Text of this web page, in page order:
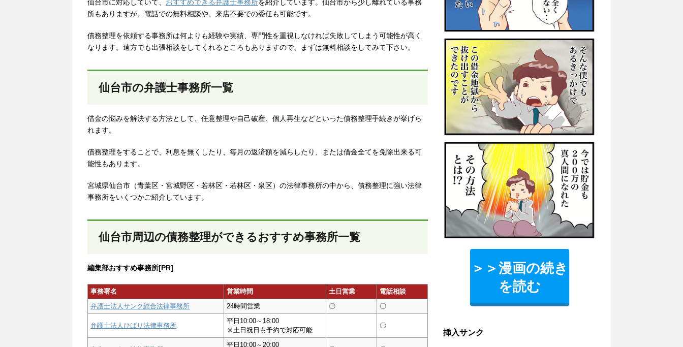
仙台市に対応していて、 おすすめできる弁護士事務所を紹介しています。仙台市から少し離れている事務
所もありますが、電話での無料相談や、来店不要での委任も可能です。
債務整理を依頼する事務所は何よりも経験や実績、専門性を重視しなければ失敗してしまう可能性が高く
なります。遠方でも出張相談をしてくれるところもありますので、まずは無料相談をしてみて下さい。
仙台市の弁護士事務所一覧
借金の悩みを解決する方法として、任意整理や自己破産、個人再生などといった債務整理手続きが挙げら
れます。
債務整理をすることで、利息を無くしたり、毎月の返済額を減らしたり、または借金全てを免除出来る可
能性もあります。
宮城県仙台市（青葉区・宮城野区・若林区・若林区・泉区）の法律事務所の中から、債務整理に強い法律
事務所をいくつかご紹介しています。
仙台市周辺の債務整理ができるおすすめ事務所一覧
編集部おすすめ事務所[PR]
事務署名 営業時間 土日営業
電話相談
弁護士法人サンク総合法律事務所
24時間営業 〇 〇
弁護士法人ひばり法律事務所
平日10:00～18:00
※土日祝日も予約で対応可能
〇
平日10:00～20:00
＞＞漫画の続き
を読む
挿入サンク